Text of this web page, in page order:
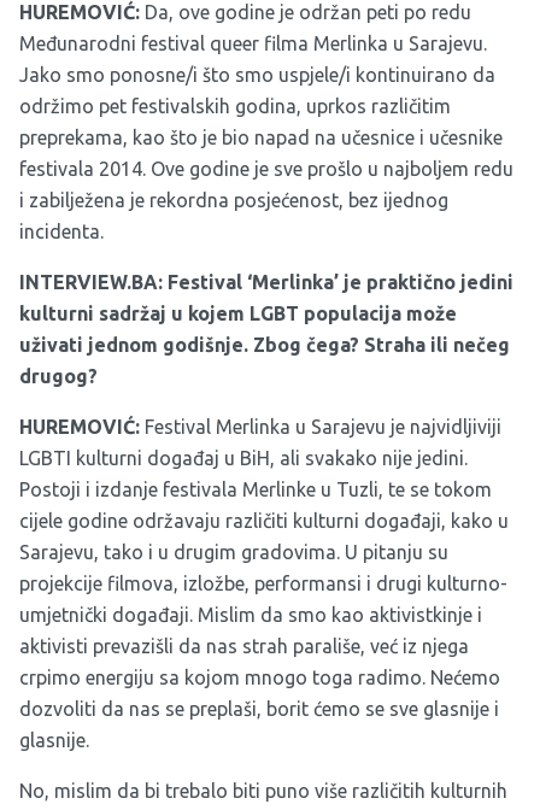
HUREMOVIĆ: Da, ove godine je održan peti po redu
Međunarodni festival queer filma Merlinka u Sarajevu.
Jako smo ponosne/i što smo uspjele/i kontinuirano da
održimo pet festivalskih godina, uprkos različitim
preprekama, kao što je bio napad na učesnice i učesnike
festivala 2014. Ove godine je sve prošlo u najboljem redu
i zabilježena je rekordna posjećenost, bez ijednog
incidenta.
INTERVIEW.BA: Festival ‘Merlinka’ je praktično jedini
kulturni sadržaj u kojem LGBT populacija može
uživati jednom godišnje. Zbog čega? Straha ili nečeg
drugog?
HUREMOVIĆ: Festival Merlinka u Sarajevu je najvidljiviji
LGBTI kulturni događaj u BiH, ali svakako nije jedini.
Postoji i izdanje festivala Merlinke u Tuzli, te se tokom
cijele godine održavaju različiti kulturni događaji, kako u
Sarajevu, tako i u drugim gradovima. U pitanju su
projekcije filmova, izložbe, performansi i drugi kulturno-
umjetnički događaji. Mislim da smo kao aktivistkinje i
aktivisti prevazišli da nas strah parališe, već iz njega
crpimo energiju sa kojom mnogo toga radimo. Nećemo
dozvoliti da nas se preplaši, borit ćemo se sve glasnije i
glasnije.
No, mislim da bi trebalo biti puno više različitih kulturnih